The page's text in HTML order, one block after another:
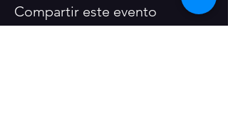
Compartir este evento